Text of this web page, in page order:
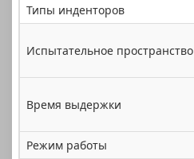
Типы инденторов
Испытательное пространство
Время выдержки
Режим работы